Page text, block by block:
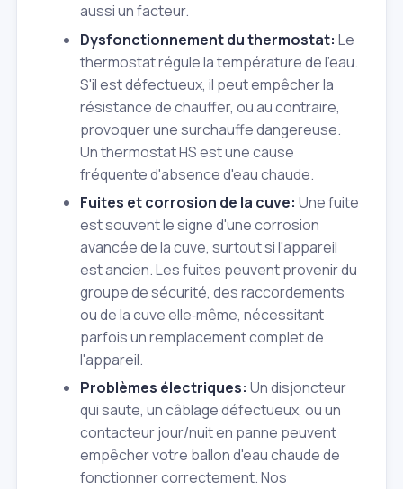
aussi un facteur.
Dysfonctionnement du thermostat: Le
thermostat régule la température de l'eau.
S'il est défectueux, il peut empêcher la
résistance de chauffer, ou au contraire,
provoquer une surchauffe dangereuse.
Un thermostat HS est une cause
fréquente d'absence d'eau chaude.
Fuites et corrosion de la cuve: Une fuite
est souvent le signe d'une corrosion
avancée de la cuve, surtout si l'appareil
est ancien. Les fuites peuvent provenir du
groupe de sécurité, des raccordements
ou de la cuve elle‑même, nécessitant
parfois un remplacement complet de
l'appareil.
Problèmes électriques: Un disjoncteur
qui saute, un câblage défectueux, ou un
contacteur jour/nuit en panne peuvent
empêcher votre ballon d'eau chaude de
fonctionner correctement. Nos